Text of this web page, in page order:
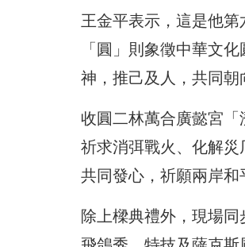
王金平表示，這是他第
「圓」則象徵中華文
神，推己及人，共同朝
收圓二林萬合廣懿宮「
祈求消弭戰火、化解
共同發心，祈願兩岸和
除上樑典禮外，現場